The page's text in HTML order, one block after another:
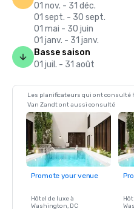
01 nov. - 31 déc.
01 sept. - 30 sept.
01 mai - 30 juin
01 janv. - 31 janv.
Basse saison
01 juil. - 31 août
Les planificateurs qui ont consulté
Van Zandt ont aussi consulté
Promote your venue
Hôtel de luxe à
Washington, DC